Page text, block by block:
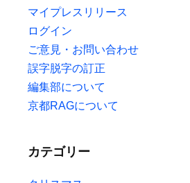
マイプレスリリース
ログイン
ご意見・お問い合わせ
誤字脱字の訂正
編集部について
京都RAGについて
カテゴリー